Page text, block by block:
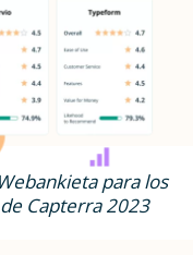
para los
Capterra2023